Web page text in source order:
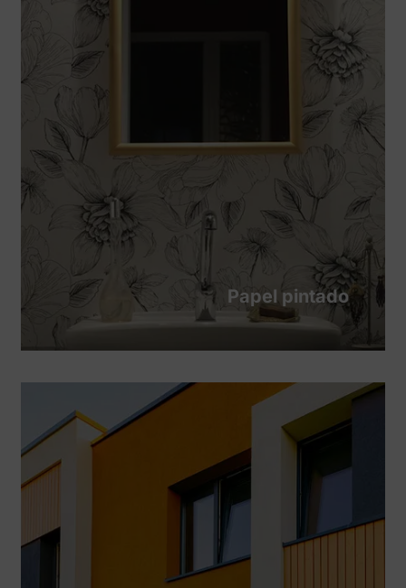
Papel pintado